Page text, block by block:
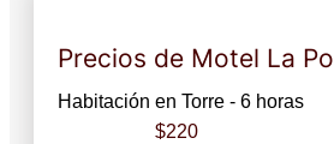
Precios de Motel La
Habitación en Torre - 6 horas
$220